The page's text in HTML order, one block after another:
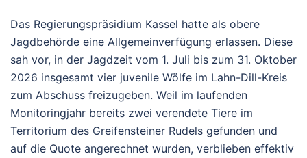
Das Regierungspräsidium Kassel hatte als obere
Jagdbehörde eine Allgemeinverfügung erlassen. Diese
sah vor, in der Jagdzeit vom 1. Juli bis zum 31. Oktober
2026 insgesamt vier juvenile Wölfe im Lahn-Dill-Kreis
zum Abschuss freizugeben. Weil im laufenden
Monitoringjahr bereits zwei verendete Tiere im
Territorium des Greifensteiner Rudels gefunden und
auf die Quote angerechnet wurden, verblieben effektiv